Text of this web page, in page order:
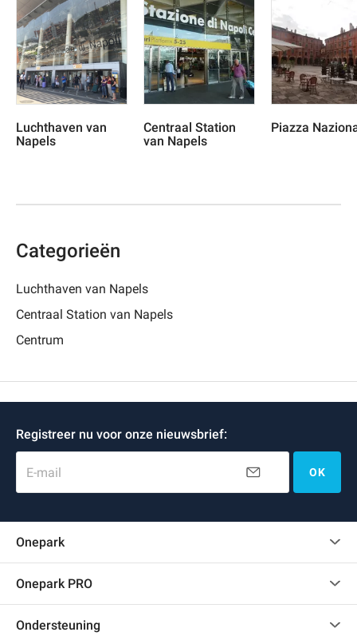
Luchthaven van
Napels
Centraal Station
van Napels
Piazza
Categorieën
Luchthaven van Napels
Centraal Station van Napels
Centrum
Registreer nu voor onze nieuwsbrief:
E-mail OK
Onepark
Onepark PRO
Word partner van Onepark
Ondersteuning